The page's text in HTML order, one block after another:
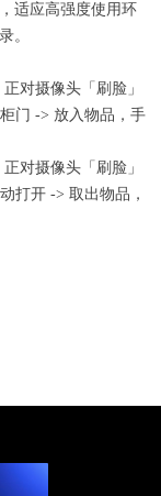
适应高强度使用环
。
对摄像头「刷脸」
门 -> 放入物品，手
对摄像头「刷脸」
打开 -> 取出物品，